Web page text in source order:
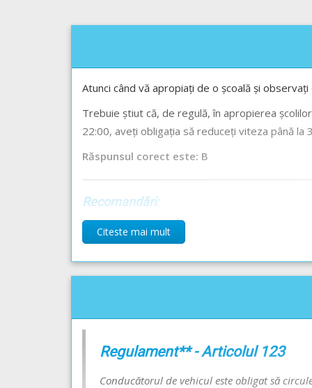
Atunci când vă apropiați de o școală și
Trebuie știut că, de regulă, în apropierea
22:00, aveți obligația să reduceți viteza până la
Răspunsul corect este: B
Recomandări:
Explicația completă a indicatorului -->
Citeste mai mult
Regulament** - Articolul 123
Conducătorul de vehicul este obligat să